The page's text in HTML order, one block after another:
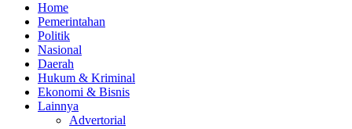
Home
Pemerintahan
Politik
Nasional
Daerah
Hukum & Kriminal
Ekonomi & Bisnis
Lainnya
Advertorial